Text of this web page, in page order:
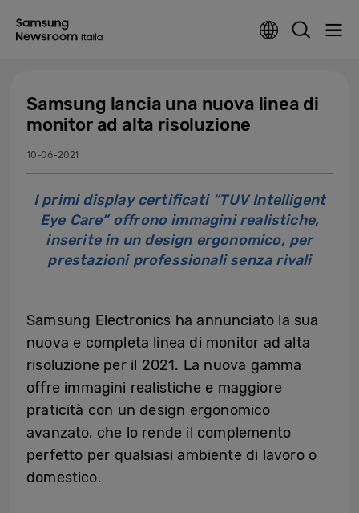
Samsung lancia una nuova linea di
monitor ad alta risoluzione
10-06-2021
I primi display certificati “TUV Intelligent
Eye Care” offrono immagini realistiche,
inserite in un design ergonomico, per
prestazioni professionali senza rivali
Samsung Electronics ha annunciato la sua
nuova e completa linea di monitor ad alta
risoluzione per il 2021. La nuova gamma
offre immagini realistiche e maggiore
praticità con un design ergonomico
avanzato, che lo rende il complemento
perfetto per qualsiasi ambiente di lavoro o
domestico.